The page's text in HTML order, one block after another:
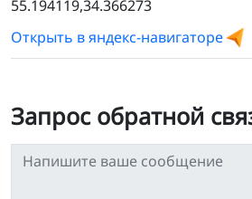
55.194119,34.366273
Открыть в яндекс-навигаторе
Запрос обратной